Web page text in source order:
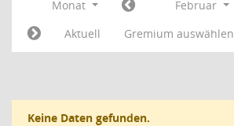
Monat Februar
Aktuell
Gremium auswählen
Keine Daten gefunden.